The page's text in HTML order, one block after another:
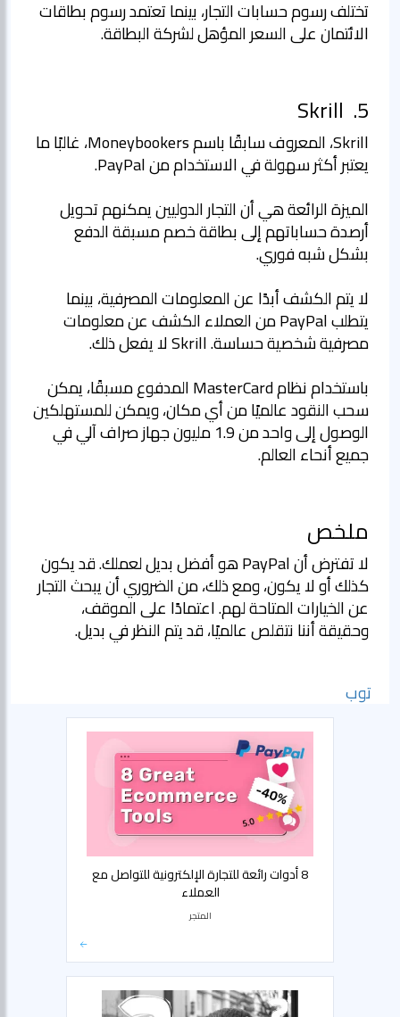
تختلف رسوم حسابات التجار، بينما تعتمد رسوم بطاقات
الائتمان على السعر المؤهل لشركة البطاقة.
5.
Skrill، المعروف سابقًا باسم Moneybookers، غالبًا ما
الميزة الرائعة هي أن التجار الدوليين يمكنهم تحويل
أرصدة حساباتهم إلى بطاقة خصم مسبقة الدفع
لا يتم الكشف أبدًا عن المعلومات المصرفية، بينما
يتطلب PayPal من العملاء الكشف عن معلومات
باستخدام نظام MasterCard المدفوع مسبقًا، يمكن
سحب النقود عالميًا من أي مكان، ويمكن للمستهلكين
الوصول إلى واحد من 1.9 مليون جهاز صراف آلي في
جميع أنحاء العالم.
ملخص
لا تفترض أن PayPal هو أفضل بديل لعملك. قد يكون
كذلك أو لا يكون، ومع ذلك، من الضروري أن يبحث التجار
عن الخيارات المتاحة لهم. اعتمادًا على الموقف،
وحقيقة أننا نتقلص عالميًا، قد يتم النظر في بديل.
توب
8 أدوات رائعة للتجارة الإلكترونية للتواصل مع
العملاء
المتجر